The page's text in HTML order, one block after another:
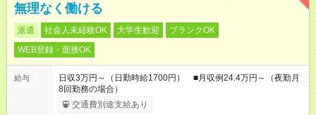
無理なく働ける
派遣 社会人未経験OK 大学生歓迎
ブランクOK
WEB登録・面接OK
給与
日収3万円～（日勤時給1700円） ■月収例24.4万円～（夜勤月
8回勤務の場合）
交通費別途支給あり